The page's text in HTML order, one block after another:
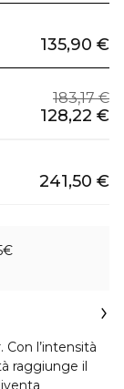
135,90 €
183,17 €
128,22 €
241,50 €
l’intensità
raggiunge il